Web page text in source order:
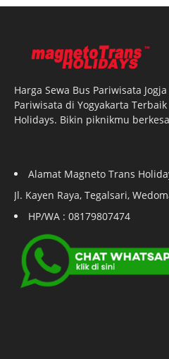
Harga Sewa Bus Pariwisata
Pariwisata di Yogyakarta
Holidays. Bikin piknikmu
Alamat Magneto Trans
Jl. Kayen Raya, Tegalsari,
HP/WA : 08179807474